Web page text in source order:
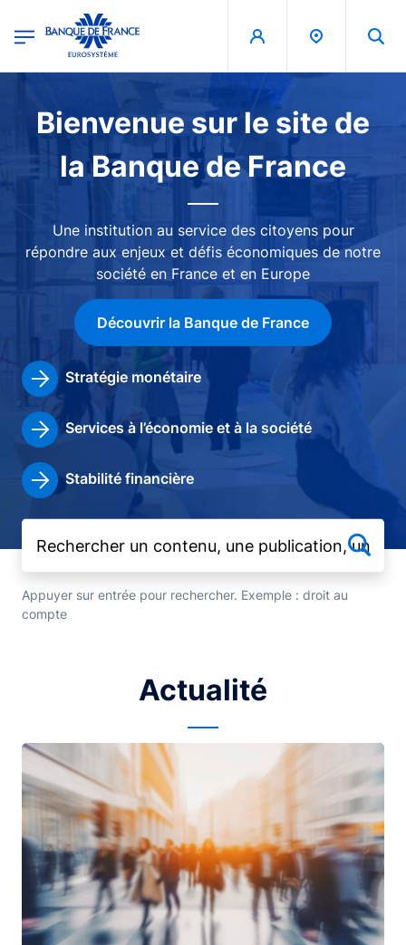
Banque de France - Menu Principal
Bienvenue sur le site de
la Banque de France
Une institution au service des citoyens pour
répondre aux enjeux et défis économiques de notre
société en France et en Europe
Découvrir la Banque de France
Stratégie monétaire
Services à l’économie et à la société
Stabilité financière
Appuyer sur entrée pour rechercher. Exemple : droit au
compte
Actualité
Image